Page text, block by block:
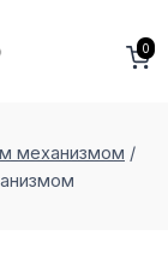
0
механизмом /